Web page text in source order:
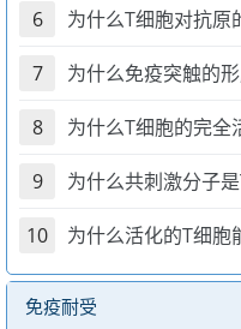
6 为什么T细胞对抗原
7 为什么免疫突触的
8 为什么T细胞的完
9 为什么共刺激分子
10 为什么活化的T细胞
免疫耐受